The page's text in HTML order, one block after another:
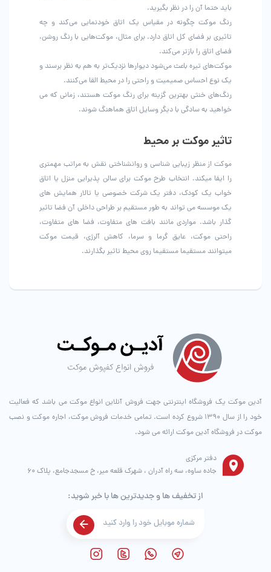
باید حتما آن را در نظر بگیرید.
رنگ موکت چگونه در مقیاس یک اتاق خودنمایی می‌کند و چه
تاثیری بر فضای کل اتاق دارد. برای مثال، موکت‌هایی با رنگ روشن،
فضای اتاق را بازتر می‌کند.
موکت‌های تیره باعث می‌شود دیوارها نزدیک‌تر به هم به نظر برسند و
یک نوع احساس صمیمیت و راحتی را در محیط القا می‌کنند.
رنگ‌های خنثی بهترین گزینه برای رنگ موکت هستند، زمانی که می
خواهید به سادگی با دیگر وسایل اتاق هماهنگ شوند.
تاثیر موکت بر محیط
موکت از منظر زیبایی شناسی و روانشناختی نقش به مراتب مهمتری
را ایفا میکند. انتخاب طرح موکت برای سالن پذیرایی منزل یا اتاق
خواب یک کودک، دفتر یک شرکت خصوصی یا تالار همایش های
یک موسسه می تواند به طور مستقیم بر طراحی داخلی آن فضا تاثیر
گذار باشد. مواردی مانند بافت های متفاوت، فضا های متفاوت،
راحتی موکت، عایق گرما و سرما، کاهش آلرژی، قیمت موکت
میتوانند مستقیما مستقیما روی محیط تاثیر بگذارند.
آدین موکت یک فروشگاه اینترنتی جهت فروش آنلاین انواع موکت می باشد که فعالیت
خود را از سال ۱۳۹۰ شروع کرده است. تمامی خدمات فروش موکت، اجاره موکت و نصب
موکت در فروشگاه آدین موکت ارائه می شود.
دفتر مرکزی
جاده ساوه، سه راه آدران ، شهرک قلعه میر، خ مسجدجامع، پلاک 60
از تخفیف ها و جدیدترین ها با خبر شوید: